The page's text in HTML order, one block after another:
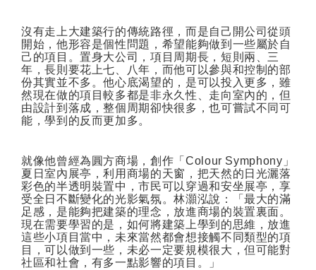
沒有走上大建築行的傳統路徑，而是自己開公司從頭
開始，他形容是個性問題，希望能夠做到一些屬於自
己的項目。置身大公司，項目周期長，短則兩、三
年，長則要花上七、八年，而他可以參與和控制的部
份其實並不多。他心底渴望的，是可以投入更多，雖
然現在做的項目較多都是非永久性、走向室內的，但
由設計到落成，整個周期卻快很多，也可嘗試不同可
能，學到的反而更加多。
就像他曾經為圓方商場，創作「 Colour Symphony 」
夏日室內展亭，利用商場的天窗，把天然的日光灑落
彩色的半透明裝置中，市民可以穿過和安坐展亭，享
受全日不斷變化的光影氣氛。林灝泓說：「最大的滿
足感，是能夠把建築的理念，放進商場的裝置裏面。
現在需要學習的是，如何將建築上學到的思維，放進
這些小項目當中，未來當然都會想接觸不同類型的項
目，可以做到一些，未必一定要規模很大，但可能對
社區和社會，有多一點影響的項目。」